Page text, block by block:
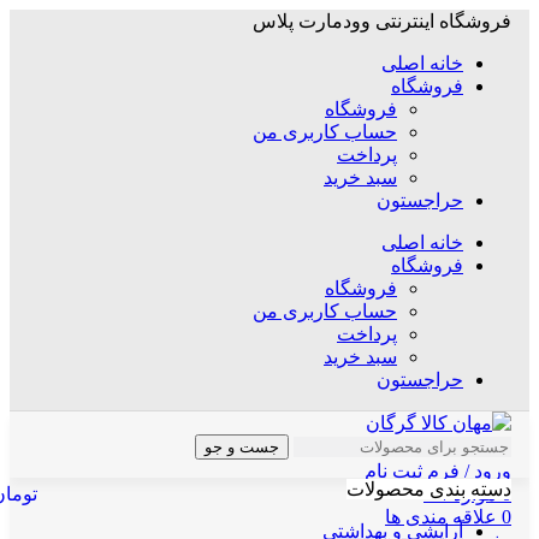
فروشگاه اینترنتی وودمارت پلاس
خانه اصلی
فروشگاه
فروشگاه
حساب کاربری من
پرداخت
سبد خرید
حراجستون
خانه اصلی
فروشگاه
فروشگاه
حساب کاربری من
پرداخت
سبد خرید
حراجستون
جست و جو
ورود / فرم ثبت نام
0 موارد / ۰
0 علاقه مندی ها
دسته بندی محصولات
آرایشی و بهداشتی